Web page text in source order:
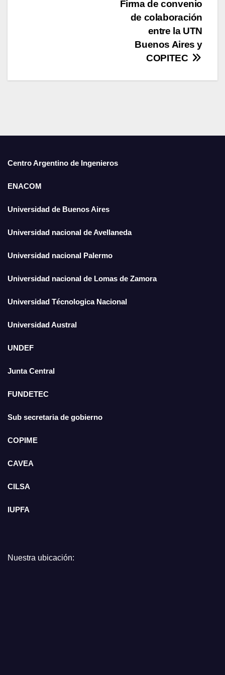
e
b
o
o
k
er s
A
p
p
e
dI
n
Firma de convenio
de colaboración
entre la UTN
Buenos Aires y
COPITEC
Centro Argentino de Ingenieros
ENACOM
Universidad de Buenos Aires
Universidad nacional de Avellaneda
Universidad nacional Palermo
Universidad nacional de Lomas de Zamora
Universidad Técnologica Nacional
Universidad Austral
UNDEF
Junta Central
FUNDETEC
Sub secretaria de gobierno
COPIME
CAVEA
CILSA
IUPFA
Nuestra ubicación: